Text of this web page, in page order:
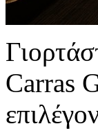
Carras